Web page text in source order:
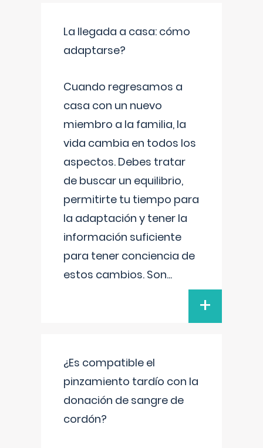
La llegada a casa: cómo
adaptarse?
Cuando regresamos a
casa con un nuevo
miembro a la familia, la
vida cambia en todos los
aspectos. Debes tratar
de buscar un equilibrio,
permitirte tu tiempo para
la adaptación y tener la
información suficiente
para tener conciencia de
estos cambios. Son...
+
¿Es compatible el
pinzamiento tardío con la
donación de sangre de
cordón?